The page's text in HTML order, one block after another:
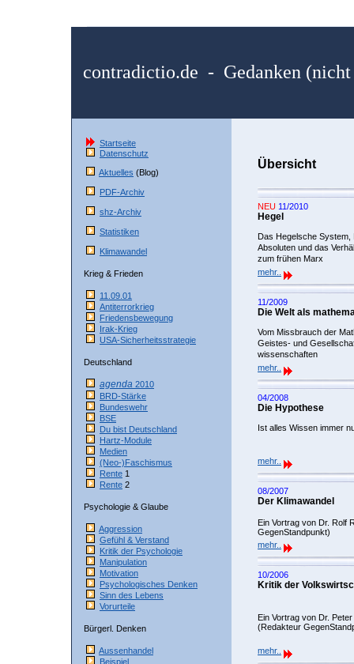
contradictio.de - Gedanken
Startseite
Datenschutz
Aktuelles (Blog)
PDF-Archiv
shz-Archiv
Statistiken
Klimawandel
Krieg & Frieden
11.09.01
Antiterrorkrieg
Friedensbewegung
Irak-Krieg
USA-Sicherheitsstrategie
Deutschland
agenda 2010
BRD-Stärke
Bundeswehr
BSE
Du bist Deutschland
Hartz-Module
Medien
(Neo-)Faschismus
Rente 1
Rente 2
Psychologie & Glaube
Aggression
Gefühl & Verstand
Kritik der Psychologie
Manipulation
Motivation
Psychologisches Denken
Sinn des Lebens
Vorurteile
Bürgerl. Denken
Aussenhandel
Beispiel
Übersicht
NEU 11/2010
Hegel
Das Hegelsche System,
Absoluten und das
zum frühen Marx
mehr..
11/2009
Die Welt als
Vom Missbrauch der
Geistes- und
wissenschaften
mehr..
04/2008
Die Hypothese
Ist alles Wissen immer
mehr..
08/2007
Der Klimawandel
Ein Vortrag von Dr. Rolf
GegenStandpunkt)
mehr..
10/2006
Kritik der
Ein Vortrag von Dr.
(Redakteur
mehr..